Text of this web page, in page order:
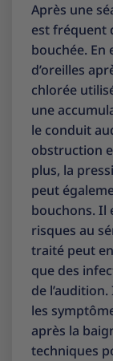
Après une
est fréquent
bouchée. En
d’oreilles
chlorée
une
le conduit
obstruction
plus, la
peut
bouchons. Il
risques au
traité peut
que des
de
les
après la
techniques